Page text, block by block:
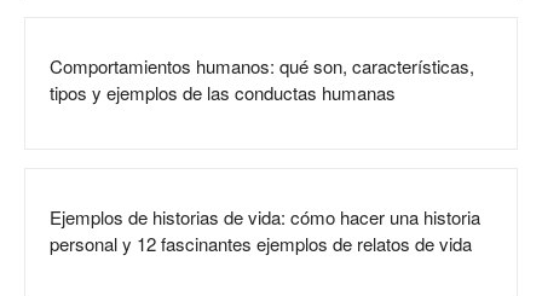
Comportamientos humanos: qué son, características,
tipos y ejemplos de las conductas humanas
Ejemplos de historias de vida: cómo hacer una historia
personal y 12 fascinantes ejemplos de relatos de vida